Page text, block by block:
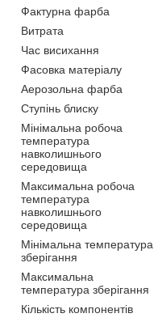
Фактурна фарба
Витрата
Час висихання
Фасовка матеріалу
Аерозольна фарба
Ступінь блиску
Мінімальна робоча
температура
навколишнього
середовища
Максимальна робоча
температура
навколишнього
середовища
Мінімальна температура
зберігання
Максимальна
температура зберігання
Кількість компонентів